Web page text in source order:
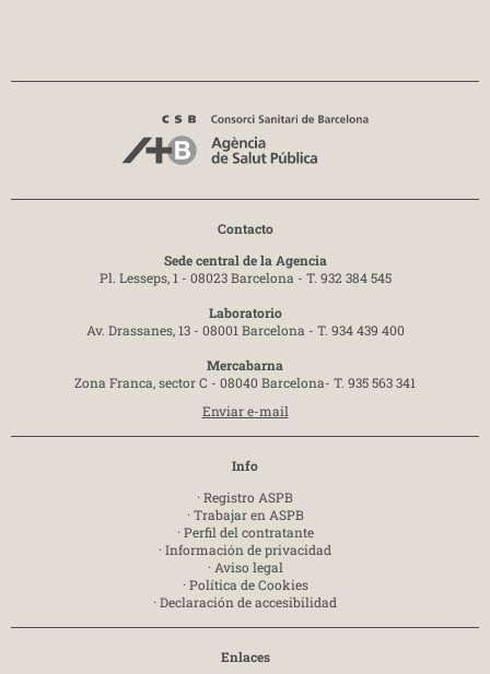
Contacto
Sede central de la Agencia
Pl. Lesseps, 1 - 08023 Barcelona - T. 932 384 545
Laboratorio
Av. Drassanes, 13 - 08001 Barcelona - T. 934 439 400
Mercabarna
Zona Franca, sector C - 08040 Barcelona- T. 935 563 341
Enviar e-mail
Info
· Registro ASPB
· Trabajar en ASPB
· Perfil del contratante
· Información de privacidad
· Aviso legal
· Política de Cookies
· Declaración de accesibilidad
Enlaces